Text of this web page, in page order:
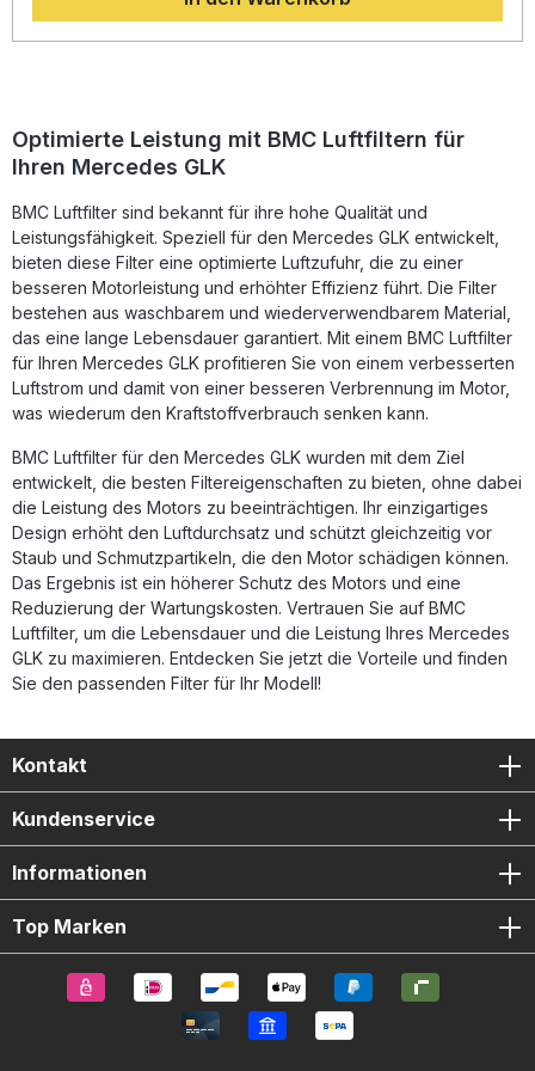
Ansaugbereich gesteigert. Der aus hochwertiger
Baumwollgaze gefertigte Filter ist mit einem speziellen Öl
sowie lange Haltbarkeit ohne Schweißnähte. Diese
Leistungsoptimierung resultiert aus der Erfahrung von BMC
in der Formel 1 und macht diesen Luftfilter zur idealen Wahl
Performance-Niveau bringen möchten. Maximierter
Luftdurchfluss für verbesserte Motorleistung Full-Moulding-
Technologie für nahtlose und bruchsichere Filterstruktur
Reinwaschbar und wiederverwendbar für langfristige
Nutzung Hochwertige Epoxidbeschichtung gegen
Feuchtigkeit und Benzindämpfe Entwickelt auf Basis von
Formel-1-Technologie Lieferumfang: 1x BMC Performance
Luftfilter FB936/04 Einbauanleitung
Optimierte Leistung mit BMC Luftfiltern für
Ihren Mercedes GLK
BMC Luftfilter sind bekannt für ihre hohe Qualität und
Leistungsfähigkeit. Speziell für den Mercedes GLK entwickelt,
bieten diese Filter eine optimierte Luftzufuhr, die zu einer
besseren Motorleistung und erhöhter Effizienz führt. Die Filter
bestehen aus waschbarem und wiederverwendbarem Material,
das eine lange Lebensdauer garantiert. Mit einem BMC Luftfilter
für Ihren Mercedes GLK profitieren Sie von einem verbesserten
Luftstrom und damit von einer besseren Verbrennung im Motor,
was wiederum den Kraftstoffverbrauch senken kann.
BMC Luftfilter für den Mercedes GLK wurden mit dem Ziel
entwickelt, die besten Filtereigenschaften zu bieten, ohne dabei
die Leistung des Motors zu beeinträchtigen. Ihr einzigartiges
Design erhöht den Luftdurchsatz und schützt gleichzeitig vor
Staub und Schmutzpartikeln, die den Motor schädigen können.
Das Ergebnis ist ein höherer Schutz des Motors und eine
Reduzierung der Wartungskosten. Vertrauen Sie auf BMC
Luftfilter, um die Lebensdauer und die Leistung Ihres Mercedes
GLK zu maximieren. Entdecken Sie jetzt die Vorteile und finden
Sie den passenden Filter für Ihr Modell!
Kontakt
Kundenservice
Informationen
Top Marken